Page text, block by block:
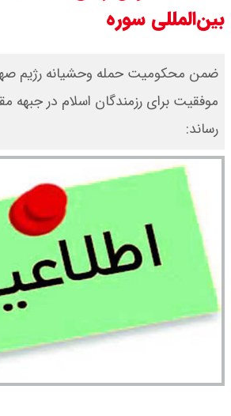
سنتی
دهد؟
درصد افزایش می
بین‌المللی سوره
ضمن محکومیت حمله‌ وحشیانه رژیم
موفقیت برای رزمندگان اسلام در جبهه
رساند: